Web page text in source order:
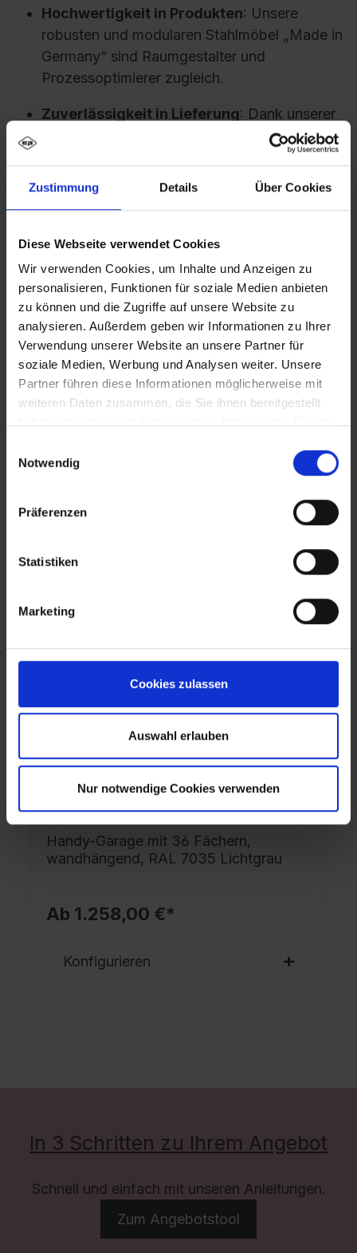
Zustimmung Details Über Cookies
Diese Webseite verwendet Cookies
Wir verwenden Cookies, um Inhalte und Anzeigen zu
personalisieren, Funktionen für soziale Medien anbieten
zu können und die Zugriffe auf unsere Website zu
analysieren. Außerdem geben wir Informationen zu Ihrer
Verwendung unserer Website an unsere Partner für
soziale Medien, Werbung und Analysen weiter. Unsere
Partner führen diese Informationen möglicherweise mit
weiteren Daten zusammen, die Sie ihnen bereitgestellt
Notwendig
Präferenzen
Statistiken
Marketing
Cookies zulassen
Auswahl erlauben
Nur notwendige Cookies verwenden
Hochwertigkeit in Produkten: Unsere
robusten und modularen Stahlmöbel „Made in
Germany“ sind Raumgestalter und
Prozessoptimierer zugleich.
Zuverlässigkeit in Lieferung: Dank unserer
eigenen Lkw-Flotte und unserer erfahrenen
Logistik liefern wir ohne Verpackungen
Zur Kategorieübersicht
Unsere Handy-Garagen
Ob Schule, Bildungseinrichtung, Verwaltung oder
Unternehmen: Smartphones gehören heute zum
Alltag – aber nicht immer in jede Situation. Wenn
Arbeitsbereiche bewusst handyfrei bleiben sollen,
braucht es eine einfache und zuverlässige Lösung.
Handy-Garage mit 36 Fächern,
wandhängend, RAL 7035 Lichtgrau
Ab 1.258,00 €*
Konfigurieren
In 3 Schritten zu Ihrem Angebot
Schnell und einfach mit unseren Anleitungen.
Zum Angebotstool